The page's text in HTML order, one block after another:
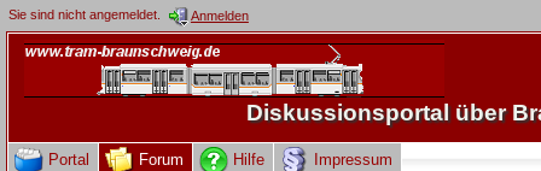
Sie sind nicht angemeldet. Anmelden
Diskussionsportal über
Portal Forum Hilfe Impressum